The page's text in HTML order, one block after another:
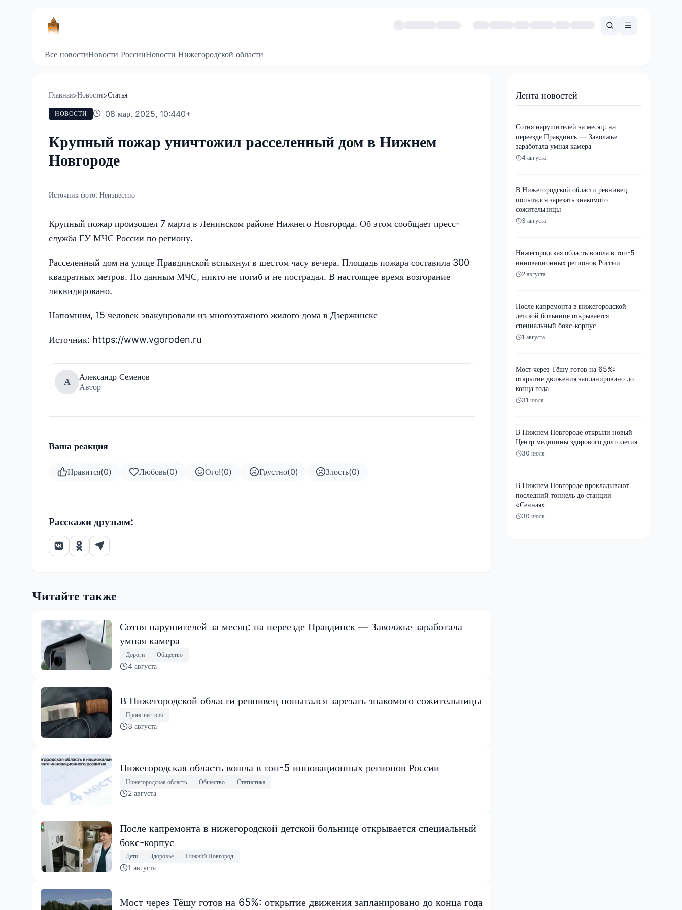
Все новостиНовости РоссииНовости Нижегородской области
Главная>Новости>Статья
НОВОСТИ 08 мар. 2025, 10:440+
Крупный пожар уничтожил расселенный дом в Нижнем
Новгороде
Источник фото: Неизвестно
Крупный пожар произошел 7 марта в Ленинском районе Нижнего Новгорода. Об этом сообщает пресс-
служба ГУ МЧС России по региону.
Расселенный дом на улице Правдинской вспыхнул в шестом часу вечера. Площадь пожара составила 300
квадратных метров. По данным МЧС, никто не погиб и не пострадал. В настоящее время возгорание
ликвидировано.
Напомним, 15 человек эвакуировали из многоэтажного жилого дома в Дзержинске
Источник: https://www.vgoroden.ru
А
Александр Семенов
Автор
Ваша реакция
Нравится(0) Любовь(0) Ого!(0) Грустно(0) Злость(0)
Расскажи друзьям:
Читайте также
Сотня нарушителей за месяц: на переезде Правдинск — Заволжье заработала
умная камера
Дороги Общество
4 августа
В Нижегородской области ревнивец попытался зарезать знакомого сожительницы
Происшествия
3 августа
Нижегородская область вошла в топ-5 инновационных регионов России
Нижегородская область Общество Статистика
2 августа
После капремонта в нижегородской детской больнице открывается специальный
бокс-корпус
Дети Здоровье Нижний Новгород
1 августа
Мост через Тёшу готов на 65%: открытие движения запланировано до конца года
Лента новостей
Сотня нарушителей за месяц: на
переезде Правдинск — Заволжье
заработала умная камера
4 августа
В Нижегородской области ревнивец
попытался зарезать знакомого
сожительницы
3 августа
Нижегородская область вошла в топ-5
инновационных регионов России
2 августа
После капремонта в нижегородской
детской больнице открывается
специальный бокс-корпус
1 августа
Мост через Тёшу готов на 65%:
открытие движения запланировано до
конца года
31 июля
В Нижнем Новгороде открыли новый
Центр медицины здорового долголетия
30 июля
В Нижнем Новгороде прокладывают
последний тоннель до станции
«Сенная»
30 июля